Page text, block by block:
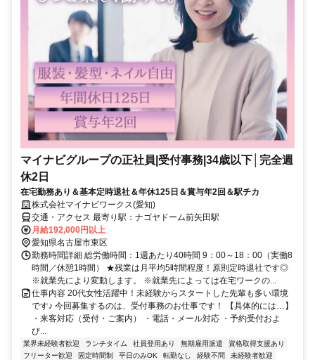
マイナビグループの正社員|受付事務|34歳以下│完全週
休2日
在宅勤務あり＆基本定時退社＆年休125日＆賞与年2回＆駅チカ
株式会社マイナビワークス(愛知)
交通・アクセス 最寄り駅：ナゴヤドーム前矢田駅
月給192,000円以上
愛知県名古屋市東区
勤務時間詳細 総労働時間：1週あたり40時間 9：00～18：00（実働8
時間／休憩1時間） ★残業は月平均5時間程度！原則定時退社です◎
※就業先により変動します。 ※就業先によっては在宅ワークの...
仕事内容 20代女性活躍中！未経験からスタートした先輩も多い環境
です♪ 今回募集するのは、受付事務のお仕事です！ 【具体的には…】
・来客対応（受付・ご案内） ・電話・メール対応 ・予約受付およ
び...
業界未経験者歓迎 ランチタイム 社員登用あり 無期雇用派遣
資格取得支援あり
フリーター歓迎
固定時間制 平日のみOK 転勤なし 経験不問
未経験者歓迎